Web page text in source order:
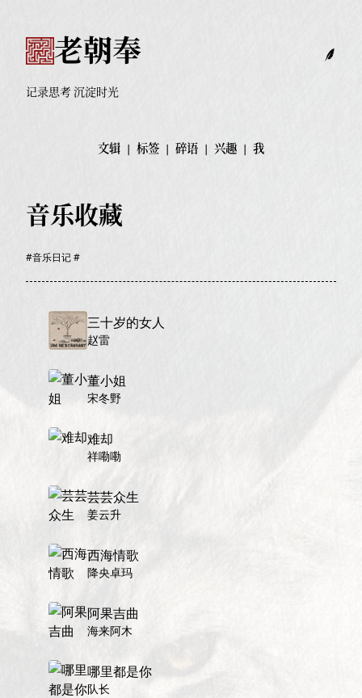
老朝奉
记录思考 沉淀时光
文辑 标签 碎语 兴趣 我
音乐收藏
#音乐日记 #
三十岁的女人
赵雷
董小姐
宋冬野
难却
祥嘞嘞
芸芸众生
姜云升
西海情歌
降央卓玛
阿果吉曲
海来阿木
哪里都是你
队长